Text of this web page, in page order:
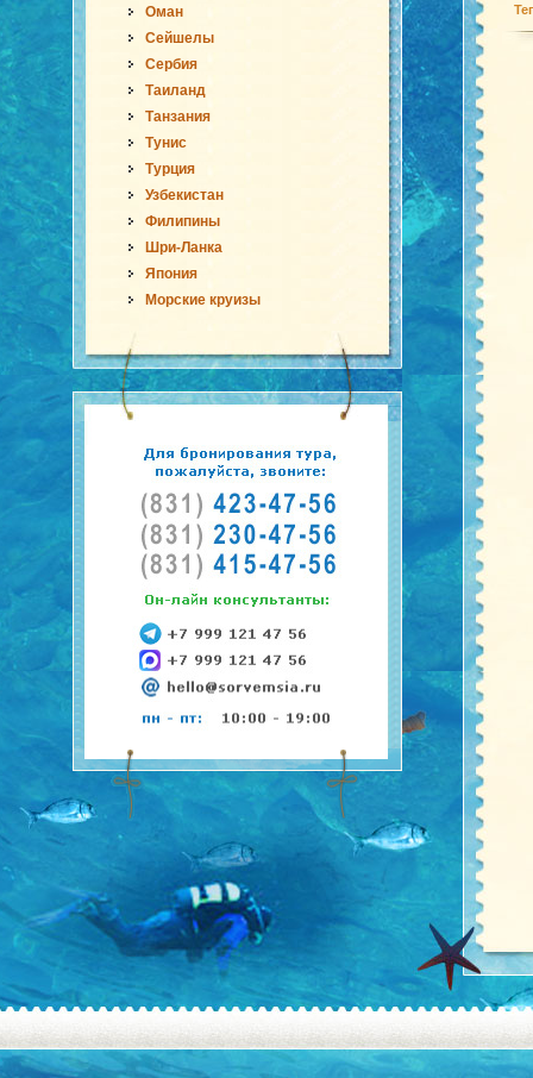
Оман
Сейшелы
Сербия
Таиланд
Танзания
Тунис
Турция
Узбекистан
Филипины
Шри-Ланка
Япония
Морские круизы